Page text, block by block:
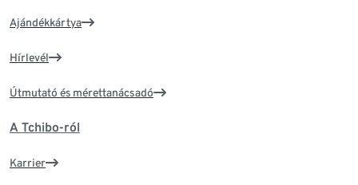
Ajándékkártya
Hírlevél
Útmutató és mérettanácsadó
A Tchibo-ról
Karrier